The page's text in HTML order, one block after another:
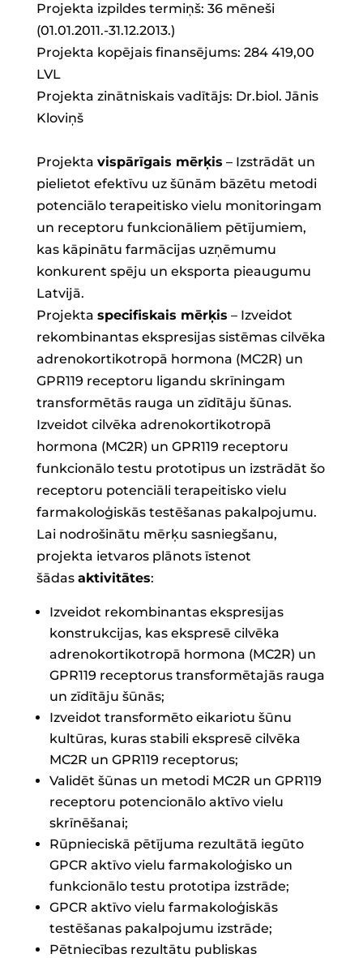
Projekta izpildes termiņš: 36 mēneši
(01.01.2011.-31.12.2013.)
Projekta kopējais finansējums: 284 419,00
LVL
Projekta zinātniskais vadītājs: Dr.biol. Jānis
Kloviņš
Projekta vispārīgais mērķis – Izstrādāt un
pielietot efektīvu uz šūnām bāzētu metodi
potenciālo terapeitisko vielu monitoringam
un receptoru funkcionāliem pētījumiem,
kas kāpinātu farmācijas uzņēmumu
konkurent spēju un eksporta pieaugumu
Latvijā.
Projekta specifiskais mērķis – Izveidot
rekombinantas ekspresijas sistēmas cilvēka
adrenokortikotropā hormona (MC2R) un
GPR119 receptoru ligandu skrīningam
transformētās rauga un zīdītāju šūnas.
Izveidot cilvēka adrenokortikotropā
hormona (MC2R) un GPR119 receptoru
funkcionālo testu prototipus un izstrādāt šo
receptoru potenciāli terapeitisko vielu
farmakoloģiskās testēšanas pakalpojumu.
Lai nodrošinātu mērķu sasniegšanu,
projekta ietvaros plānots īstenot
šādas aktivitātes:
Izveidot rekombinantas ekspresijas
konstrukcijas, kas ekspresē cilvēka
adrenokortikotropā hormona (MC2R) un
GPR119 receptorus transformētajās rauga
un zīdītāju šūnās;
Izveidot transformēto eikariotu šūnu
kultūras, kuras stabili ekspresē cilvēka
MC2R un GPR119 receptorus;
Validēt šūnas un metodi MC2R un GPR119
receptoru potencionālo aktīvo vielu
skrīnēšanai;
Rūpnieciskā pētījuma rezultātā iegūto
GPCR aktīvo vielu farmakoloģisko un
funkcionālo testu prototipa izstrāde;
GPCR aktīvo vielu farmakoloģiskās
testēšanas pakalpojumu izstrāde;
Pētniecības rezultātu publiskas